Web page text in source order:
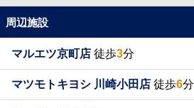
周辺施設
マルエツ京町店 徒歩3分
マツモトキヨシ 川崎小田店 徒歩6分